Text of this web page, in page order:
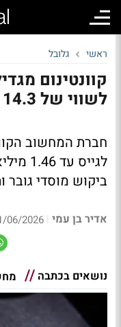
ראשי גלובל
קוונטינום
לשווי של 14.3 מיליארד דולר
חברת המחשוב
ביקוש מוסדי
אדיר בן עמי |
2026 18:41
נושאים בכתבה